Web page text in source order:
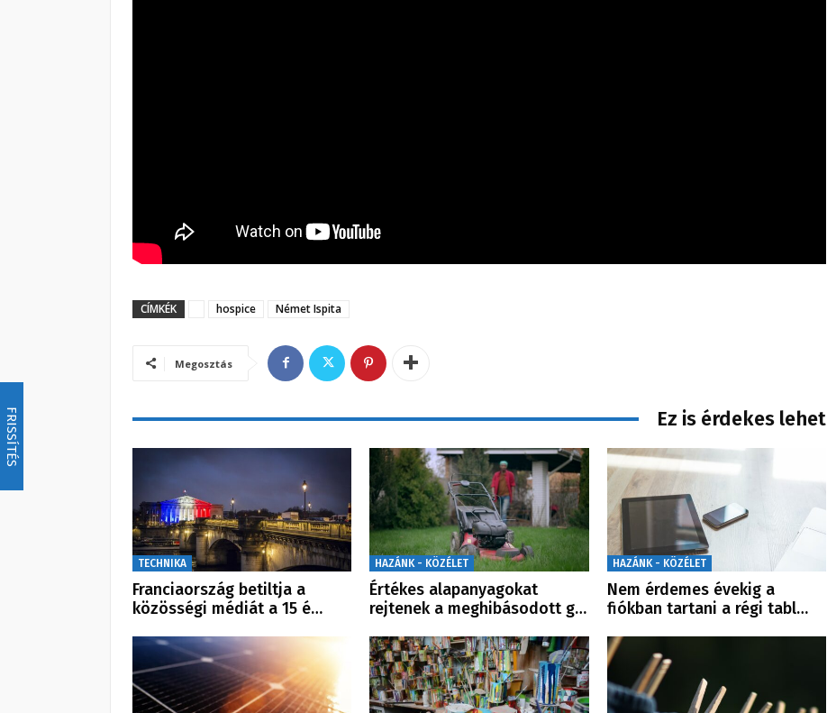
FRISSÍTÉS
CÍMKÉK hospice Német Ispita
Megosztás
Ez is érdekes lehet
TECHNIKA
Franciaország betiltja a
közösségi médiát a 15 é…
HAZÁNK - KÖZÉLET
Értékes alapanyagokat
rejtenek a meghibásodott g…
HAZÁNK - KÖZÉLET
Nem érdemes évekig a
fiókban tartani a régi tabl…